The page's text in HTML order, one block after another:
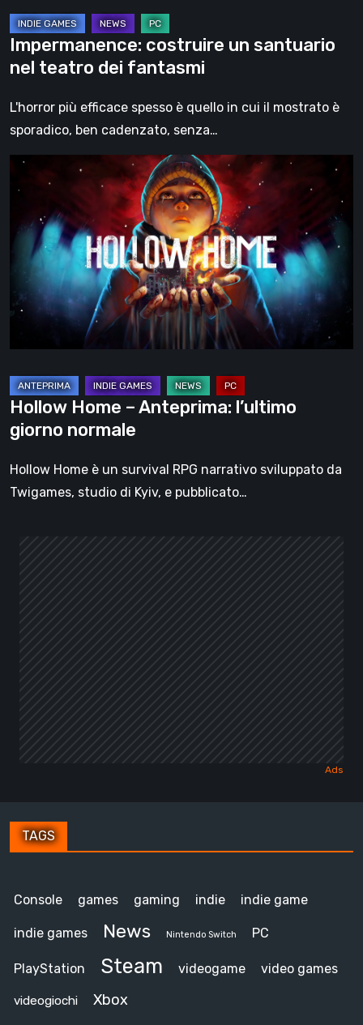
Impermanence: costruire un santuario
nel teatro dei fantasmi
L'horror più efficace spesso è quello in cui il mostrato è
sporadico, ben cadenzato, senza…
Hollow
Home
Anteprima:
l’ultimo
giorno
normale
Hollow Home – Anteprima: l’ultimo
giorno normale
Hollow Home è un survival RPG narrativo sviluppato da
Twigames, studio di Kyiv, e pubblicato…
TAGS
Console games gaming indie indie game
indie games News Nintendo Switch PC
PlayStation Steam videogame video games
videogiochi Xbox